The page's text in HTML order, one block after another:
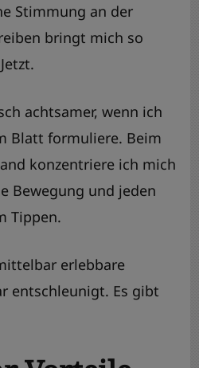
Stimmung an der
bringt mich so
achtsamer, wenn ich
Blatt formuliere. Beim
konzentriere ich mich
Bewegung und jeden
Tippen.
erlebbare
entschleunigt. Es gibt